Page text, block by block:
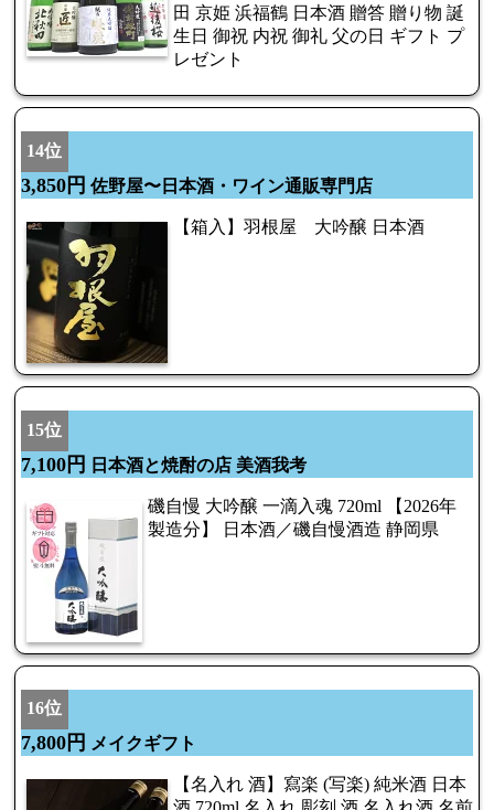
田 京姫 浜福鶴 日本酒 贈答 贈り物 誕
生日 御祝 内祝 御礼 父の日 ギフト プ
レゼント
14位
3,850円 佐野屋〜日本酒・ワイン通販専門店
【箱入】羽根屋 大吟醸 日本酒
15位
7,100円 日本酒と焼酎の店 美酒我考
磯自慢 大吟醸 一滴入魂 720ml 【2026年
製造分】 日本酒／磯自慢酒造 静岡県
16位
7,800円 メイクギフト
【名入れ 酒】寫楽 (写楽) 純米酒 日本